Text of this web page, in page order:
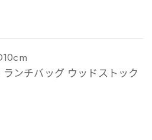
ンチバッグ ウッドストック